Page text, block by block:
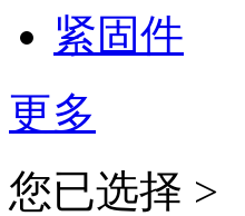
紧固件
更多
您已选择 >